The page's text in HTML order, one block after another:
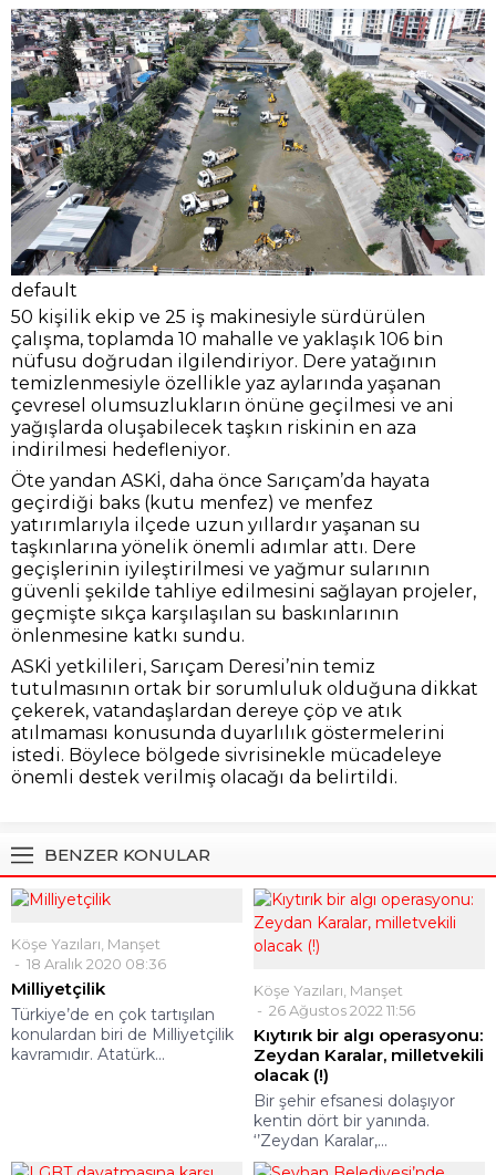
default
50 kişilik ekip ve 25 iş makinesiyle sürdürülen
çalışma, toplamda 10 mahalle ve yaklaşık 106 bin
nüfusu doğrudan ilgilendiriyor. Dere yatağının
temizlenmesiyle özellikle yaz aylarında yaşanan
çevresel olumsuzlukların önüne geçilmesi ve ani
yağışlarda oluşabilecek taşkın riskinin en aza
indirilmesi hedefleniyor.
Öte yandan ASKİ, daha önce Sarıçam’da hayata
geçirdiği baks (kutu menfez) ve menfez
yatırımlarıyla ilçede uzun yıllardır yaşanan su
taşkınlarına yönelik önemli adımlar attı. Dere
geçişlerinin iyileştirilmesi ve yağmur sularının
güvenli şekilde tahliye edilmesini sağlayan projeler,
geçmişte sıkça karşılaşılan su baskınlarının
önlenmesine katkı sundu.
ASKİ yetkilileri, Sarıçam Deresi’nin temiz
tutulmasının ortak bir sorumluluk olduğuna dikkat
çekerek, vatandaşlardan dereye çöp ve atık
atılmaması konusunda duyarlılık göstermelerini
istedi. Böylece bölgede sivrisinekle mücadeleye
önemli destek verilmiş olacağı da belirtildi.
BENZER KONULAR
Köşe Yazıları Manşet
18 Aralık 2020 08:36
Milliyetçilik
Türkiye’de en çok tartışılan
konulardan biri de Milliyetçilik
kavramıdır. Atatürk...
Köşe Yazıları Manşet
26 Ağustos 2022 11:56
Kıytırık bir algı operasyonu:
Zeydan Karalar, milletvekili
olacak (!)
Bir şehir efsanesi dolaşıyor
kentin dört bir yanında.
‘’Zeydan Karalar,...